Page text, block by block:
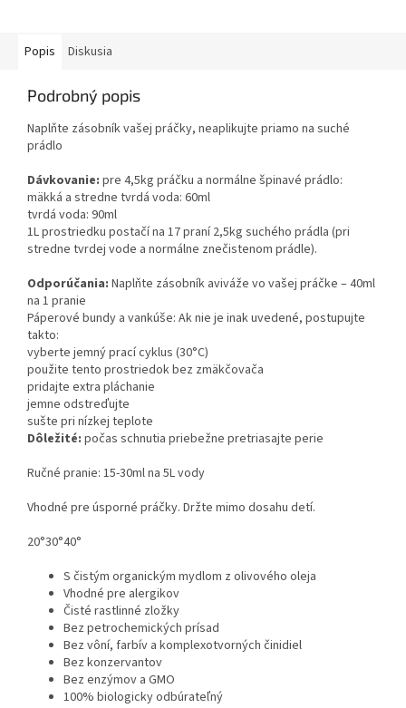
Popis Diskusia
Podrobný popis
Naplňte zásobník vašej práčky, neaplikujte priamo na suché
prádlo
Dávkovanie: pre 4,5kg práčku a normálne špinavé prádlo:
mäkká a stredne tvrdá voda: 60ml
tvrdá voda: 90ml
1L prostriedku postačí na 17 praní 2,5kg suchého prádla (pri
stredne tvrdej vode a normálne znečistenom prádle).
Odporúčania: Naplňte zásobník aviváže vo vašej práčke – 40ml
na 1 pranie
Páperové bundy a vankúše: Ak nie je inak uvedené, postupujte
takto:
vyberte jemný prací cyklus (30°C)
použite tento prostriedok bez zmäkčovača
pridajte extra pláchanie
jemne odstreďujte
sušte pri nízkej teplote
Dôležité: počas schnutia priebežne pretriasajte perie
Ručné pranie: 15-30ml na 5L vody
Vhodné pre úsporné práčky. Držte mimo dosahu detí.
20°30°40°
S čistým organickým mydlom z olivového oleja
Vhodné pre alergikov
Čisté rastlinné zložky
Bez petrochemických prísad
Bez vôní, farbív a komplexotvorných činidiel
Bez konzervantov
Bez enzýmov a GMO
100% biologicky odbúrateľný